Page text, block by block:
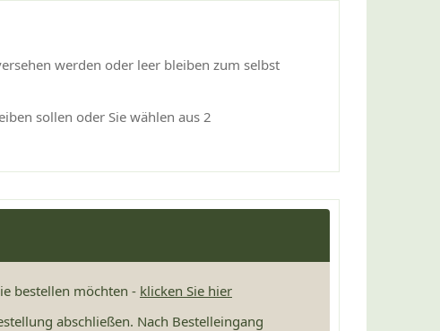
werden oder leer bleiben zum selbst
sollen oder Sie wählen aus 2
bestellen möchten - klicken Sie hier
abschließen. Nach Bestelleingang